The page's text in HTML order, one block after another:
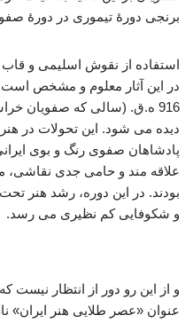
برنجی دورۀ تیموری در دورۀ
استفاده از نقوش اسلیمی و
در این آثار معلوم و مشخص است.
916 ه.ق. (سالی که صفویان
دیده می شود. این تحولات در
پادشاهان صفوی رنگ و بوی
علاقه مند و حامی جدی نقاشی،
بودند. در این دوره، رشد هنر
و شکوفایی کم نظیری می رسد.
عنوان «عصر طلایی هنر ایران»